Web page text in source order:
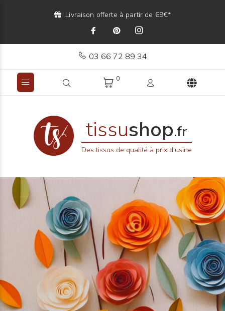
Livraison offerte à partir de 69€*
03 66 72 89 34
0
tissushop.fr
Des tissus de qualité à prix d'usine